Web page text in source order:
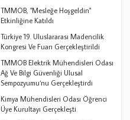
TMMOB, "Mesleğe Hoşgeldin"
Etkinliğine Katıldı
Türkiye 19. Uluslararası Madencilik
Kongresi Ve Fuarı Gerçekleştirildi
TMMOB Elektrik Mühendisleri Odası
Ağ Ve Bilgi Güvenliği Ulusal
Sempozyumu‘nu Gerçekleştirdi
Kimya Mühendisleri Odası Öğrenci
Üye Kurultayı Gerçekleşti